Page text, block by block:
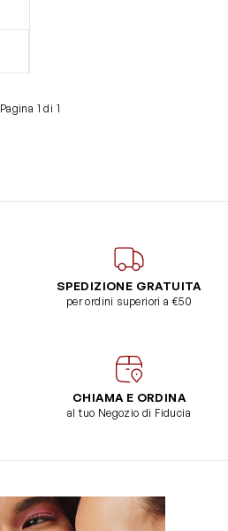
Pagina 1 di 1
SPEDIZIONE GRATUITA
per ordini superiori a €50
CHIAMA E ORDINA
al tuo Negozio di Fiducia